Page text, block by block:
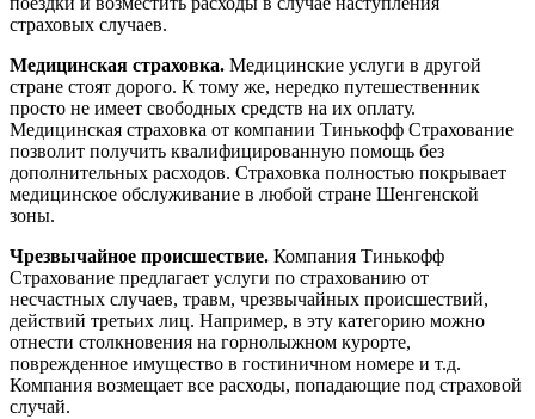
страховых случаев.
Медицинская страховка. Медицинские услуги в другой
стране стоят дорого. К тому же, нередко путешественник
просто не имеет свободных средств на их оплату.
Медицинская страховка от компании Тинькофф Страхование
позволит получить квалифицированную помощь без
дополнительных расходов. Страховка полностью покрывает
медицинское обслуживание в любой стране Шенгенской
зоны.
Чрезвычайное происшествие. Компания Тинькофф
Страхование предлагает услуги по страхованию от
несчастных случаев, травм, чрезвычайных происшествий,
действий третьих лиц. Например, в эту категорию можно
отнести столкновения на горнолыжном курорте,
поврежденное имущество в гостиничном номере и т.д.
Компания возмещает все расходы, попадающие под страховой
случай.